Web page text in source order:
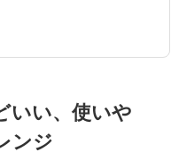
いい、使いや
ンジ